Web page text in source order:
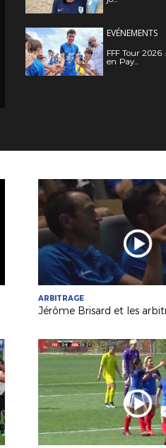
EVÉNEMENTS
FFF Tour
en Pay...
ARBITRAGE